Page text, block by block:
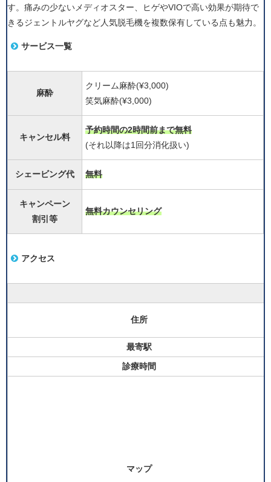
す。痛みの少ないメディオスター、ヒゲやVIOで高い効果が期待で
きるジェントルヤグなど人気脱毛機を複数保有している点も魅力。
サービス一覧
麻酔
クリーム麻酔(¥3,000)
笑気麻酔(¥3,000)
キャンセル料
予約時間の2時間前まで無料
(それ以降は1回分消化扱い)
シェービング代 無料
キャンペーン
割引等
無料カウンセリング
アクセス
住所
最寄駅
診療時間
マップ